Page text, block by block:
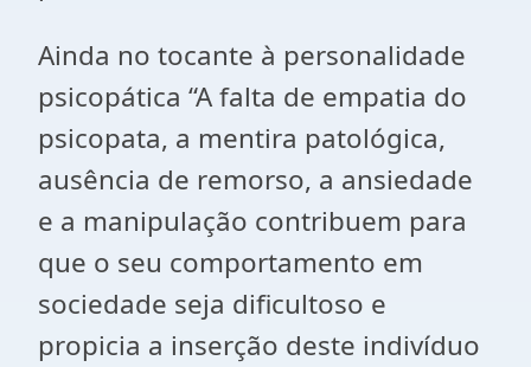
Ainda no tocante à personalidade
psicopática “A falta de empatia do
psicopata, a mentira patológica,
ausência de remorso, a ansiedade
e a manipulação contribuem para
que o seu comportamento em
sociedade seja dificultoso e
propicia a inserção deste indivíduo